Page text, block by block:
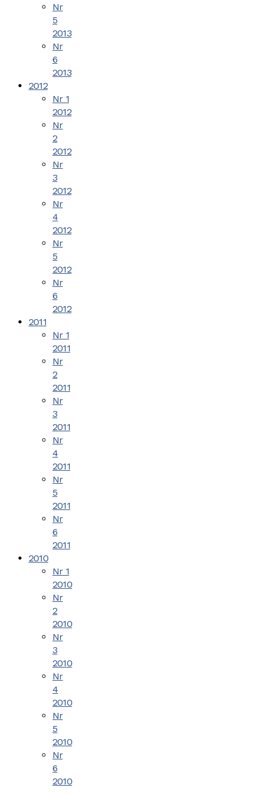
Nr
5
2013
Nr
6
2013
2012
Nr 1
2012
Nr
2
2012
Nr
3
2012
Nr
4
2012
Nr
5
2012
Nr
6
2012
2011
Nr 1
2011
Nr
2
2011
Nr
3
2011
Nr
4
2011
Nr
5
2011
Nr
6
2011
2010
Nr 1
2010
Nr
2
2010
Nr
3
2010
Nr
4
2010
Nr
5
2010
Nr
6
2010